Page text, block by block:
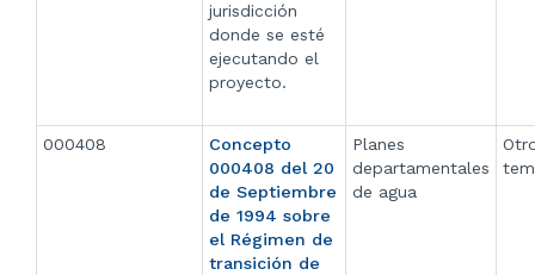
jurisdicción
donde se esté
ejecutando el
proyecto.
000408
Concepto
000408 del 20
de Septiembre
de 1994 sobre
el Régimen de
transición de
Planes
departamentales
de agua